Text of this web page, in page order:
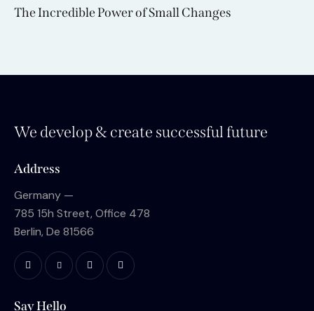
The Incredible Power of Small Changes
We develop & create successful future
Address
Germany —
785 15h Street, Office 478
Berlin, De 81566
Say Hello